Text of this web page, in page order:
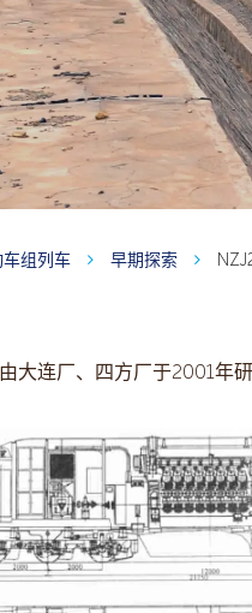
车组列车 早期探索
大连厂、四方厂于2001年